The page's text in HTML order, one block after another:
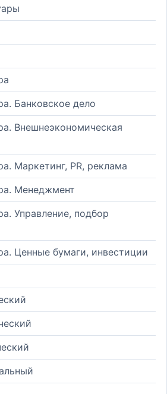
Банковское дело
Внешнеэкономическая
Маркетинг, PR, реклама
Менеджмент
Управление, подбор
Ценные бумаги, инвестиции